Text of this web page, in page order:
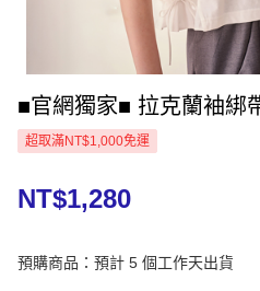
■官網獨家■ 拉克
超取滿NT$1,000免運
NT$1,280
預購商品：預計 5 個工作天出貨